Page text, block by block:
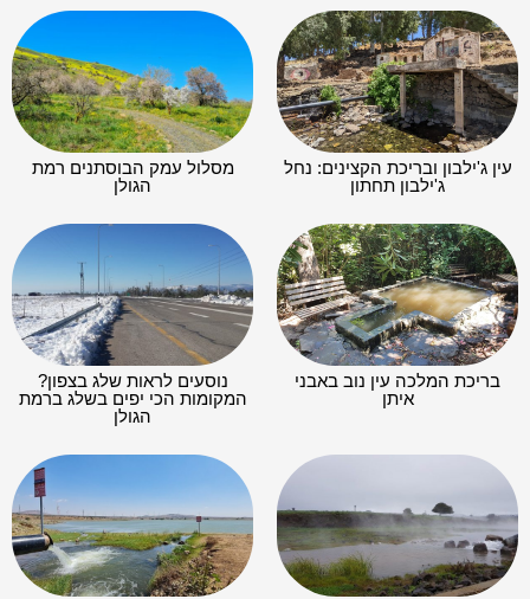
עין ג'ילבון ובריכת הקצינים: נחל
ג'ילבון תחתון
מסלול עמק הבוסתנים רמת
הגולן
בריכת המלכה עין נוב באבני
איתן
נוסעים לראות שלג בצפון?
המקומות הכי יפים בשלג ברמת
הגולן